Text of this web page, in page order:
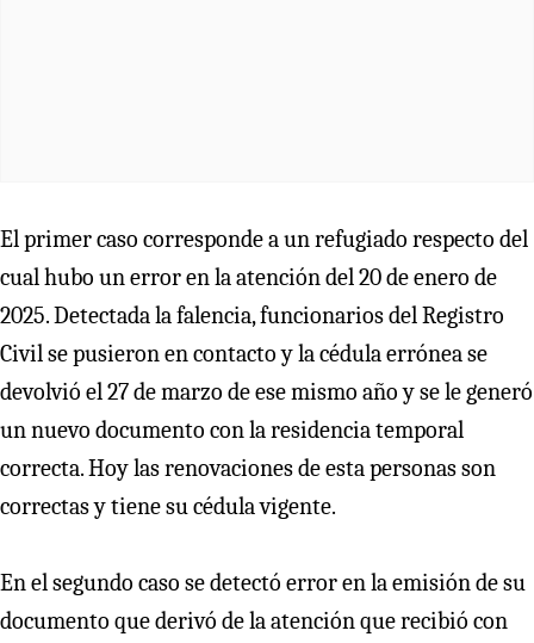
El primer caso corresponde a un refugiado respecto del
cual hubo un error en la atención del 20 de enero de
2025. Detectada la falencia, funcionarios del Registro
Civil se pusieron en contacto y la cédula errónea se
devolvió el 27 de marzo de ese mismo año y se le generó
un nuevo documento con la residencia temporal
correcta. Hoy las renovaciones de esta personas son
correctas y tiene su cédula vigente.
En el segundo caso se detectó error en la emisión de su
documento que derivó de la atención que recibió con